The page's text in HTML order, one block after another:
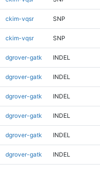
ckim-vqsr SNP
ckim-vqsr SNP
dgrover-gatk INDEL
dgrover-gatk INDEL
dgrover-gatk INDEL
dgrover-gatk INDEL
dgrover-gatk INDEL
dgrover-gatk INDEL